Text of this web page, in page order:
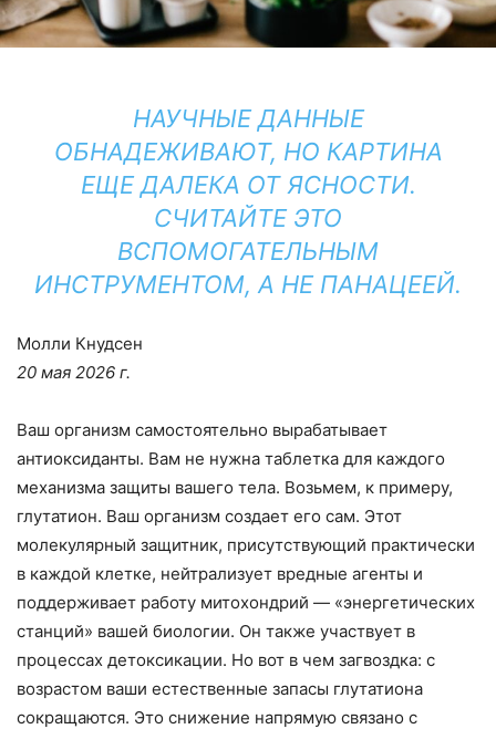
НАУЧНЫЕ ДАННЫЕ
ОБНАДЕЖИВАЮТ, НО КАРТИНА
ЕЩЕ ДАЛЕКА ОТ ЯСНОСТИ.
СЧИТАЙТЕ ЭТО
ВСПОМОГАТЕЛЬНЫМ
ИНСТРУМЕНТОМ, А НЕ ПАНАЦЕЕЙ.
Молли Кнудсен
20 мая 2026 г.
Ваш организм самостоятельно вырабатывает
антиоксиданты. Вам не нужна таблетка для каждого
механизма защиты вашего тела. Возьмем, к примеру,
глутатион. Ваш организм создает его сам. Этот
молекулярный защитник, присутствующий практически
в каждой клетке, нейтрализует вредные агенты и
поддерживает работу митохондрий — «энергетических
станций» вашей биологии. Он также участвует в
процессах детоксикации. Но вот в чем загвоздка: с
возрастом ваши естественные запасы глутатиона
сокращаются. Это снижение напрямую связано с